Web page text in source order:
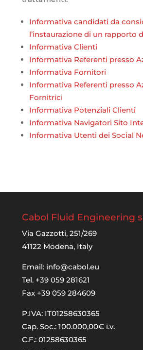
Informativa candidati da
l’instaurazione di un rapporto
Informativa Clienti
Informativa Referenti presso
Informativa Fornitori
Informativa Referenti presso
Fornitrici
Informativa Potenziali Clienti
Informativa Navigatori Sito
Informativa Utenti dei Social
Cabol Fluid Engineering
Via Gazzotti, 251/269
41122 Modena, Italy
Email: info@cabol.eu
Tel. +39 059 281621
Fax +39 059 284609
P.IVA: IT01258630365
Cap. Soc.: 100.000,00€ i.v.
C.F.: 01258630365